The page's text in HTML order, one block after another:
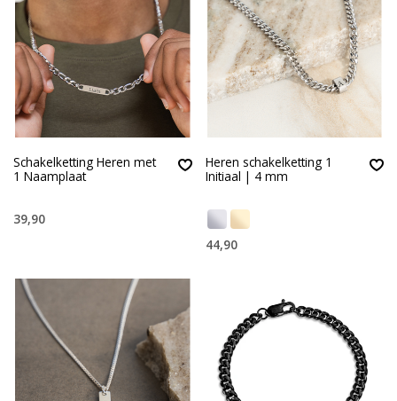
Schakelketting Heren met
1 Naamplaat
39,90
Heren schakelketting 1
Initiaal | 4 mm
44,90